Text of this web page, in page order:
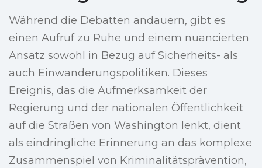
Während die Debatten andauern, gibt es
einen Aufruf zu Ruhe und einem nuancierten
Ansatz sowohl in Bezug auf Sicherheits- als
auch Einwanderungspolitiken. Dieses
Ereignis, das die Aufmerksamkeit der
Regierung und der nationalen Öffentlichkeit
auf die Straßen von Washington lenkt, dient
als eindringliche Erinnerung an das komplexe
Zusammenspiel von Kriminalitätsprävention,